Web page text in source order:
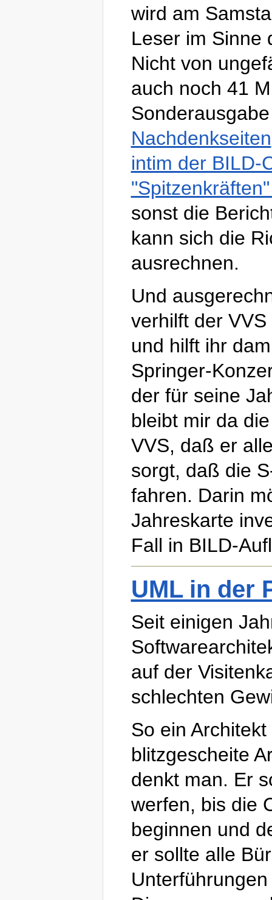
wird am
Leser im Sinne
Nicht von
auch noch 41
Nachdenkseiten
intim der BILD-
sonst die
kann sich die
ausrechnen.
Und
verhilft der
und hilft ihr
Springer-
der für seine
bleibt mir da
VVS, daß er
sorgt, daß die
fahren. Darin
Jahreskarte
Fall in BILD-
UML in der
Seit einigen
auf der
schlechten
So ein
blitzgescheite
denkt man. Er
werfen, bis die
beginnen und
er sollte alle